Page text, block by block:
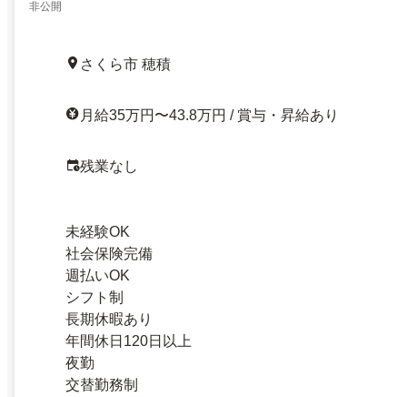
非公開
さくら市 穂積
月給35万円〜43.8万円 / 賞与・昇給あり
残業なし
未経験OK
社会保険完備
週払いOK
シフト制
長期休暇あり
年間休日120日以上
夜勤
交替勤務制